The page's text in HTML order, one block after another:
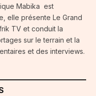
Mabika est
elle présente Le Grand
TV et conduit la
sur le terrain et la
et des interviews.